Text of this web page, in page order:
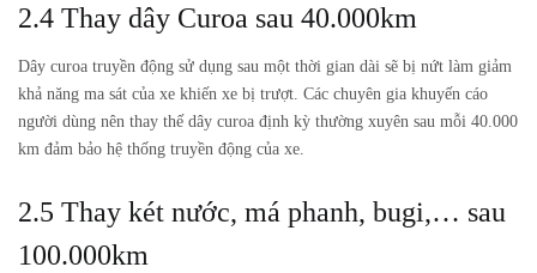
2.4 Thay dây Curoa sau 40.000km
Dây curoa truyền động sử dụng sau một thời gian dài sẽ bị nứt làm giảm
khả năng ma sát của xe khiến xe bị trượt. Các chuyên gia khuyến cáo
người dùng nên thay thế dây curoa định kỳ thường xuyên sau mỗi 40.000
km đảm bảo hệ thống truyền động của xe.
2.5 Thay két nước, má phanh, bugi,… sau
100.000km